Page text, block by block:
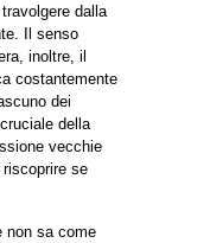
dalla
Il senso
inoltre, il
costantemente
dei
della
vecchie
se
non sa come